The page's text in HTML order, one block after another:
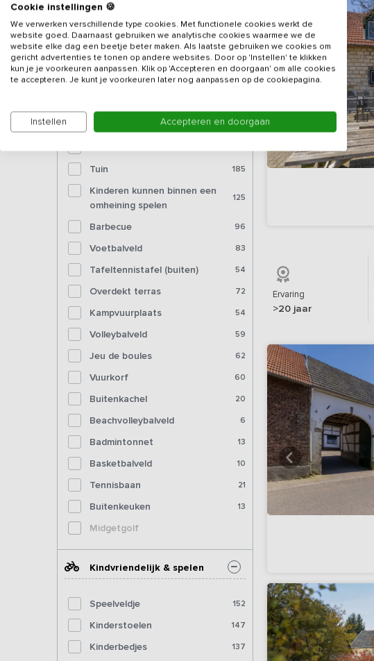
Pooltafel
Biljart 30
Fitnessapparatuur 9
Bioscoop
Voorzieningen (buiten)
Tuin 185
Kinderen kunnen binnen een
omheining spelen
125
Barbecue 96
Voetbalveld 83
Tafeltennistafel (buiten) 54
Overdekt terras 72
Kampvuurplaats 54
Volleybalveld 59
Jeu de boules 62
Vuurkorf 60
Buitenkachel 20
Beachvolleybalveld 6
Badmintonnet 13
Basketbalveld 10
Tennisbaan 21
Buitenkeuken 13
Midgetgolf
Kindvriendelijk & spelen
Speelveldje 152
Kinderstoelen 147
Kinderbedjes 137
Ervaring
>20 jaar
Cookie instellingen 🍪
We verwerken verschillende type cookies. Met functionele cookies werkt de
website goed. Daarnaast gebruiken we analytische cookies waarmee we de
website elke dag een beetje beter maken. Als laatste gebruiken we cookies om
gericht advertenties te tonen op andere websites. Door op 'Instellen' te klikken
kun je je voorkeuren aanpassen. Klik op 'Accepteren en doorgaan' om alle cookies
te accepteren. Je kunt je voorkeuren later nog aanpassen op de cookiepagina.
Instellen Accepteren en doorgaan